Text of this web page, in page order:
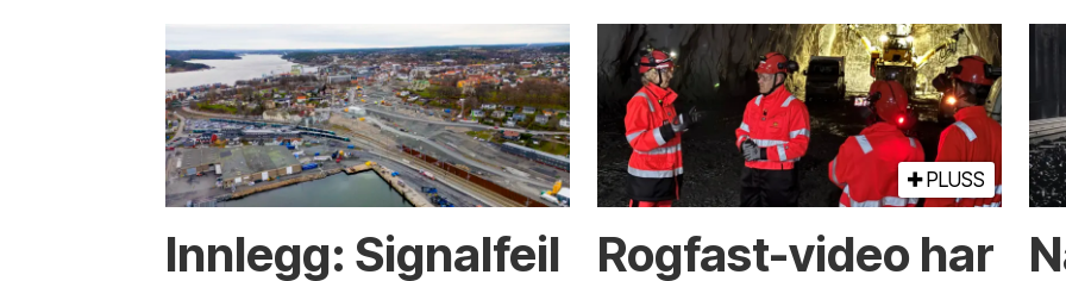
Innlegg: Signalfeil
PLUSS
Rogfast-video har